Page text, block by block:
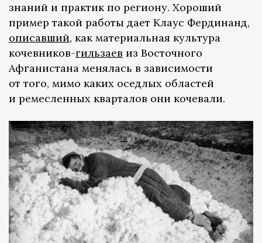
знаний и практик по региону. Хороший
пример такой работы дает Клаус Фердинанд,
описавший, как материальная культура
кочевников-гильзаев из Восточного
Афганистана менялась в зависимости
от того, мимо каких оседлых областей
и ремесленных кварталов они кочевали.